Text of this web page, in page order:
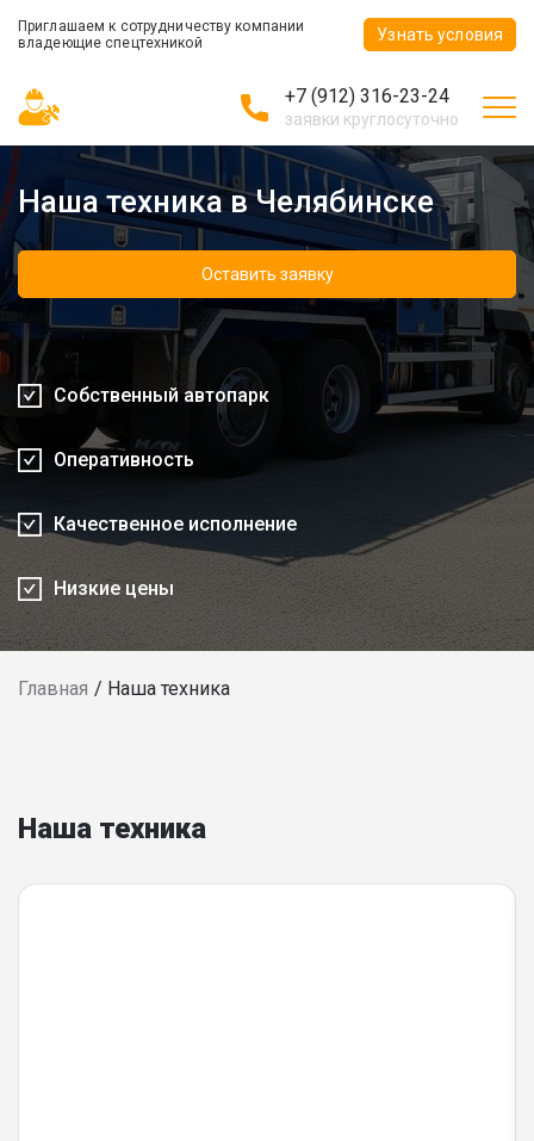
Приглашаем к сотрудничеству компании
владеющие спецтехникой
Узнать условия
+7 (912) 316-23-24
заявки круглосуточно
Наша техника в Челябинске
Оставить заявку
Собственный автопарк
Оперативность
Качественное исполнение
Низкие цены
Главная Наша техника
Наша техника